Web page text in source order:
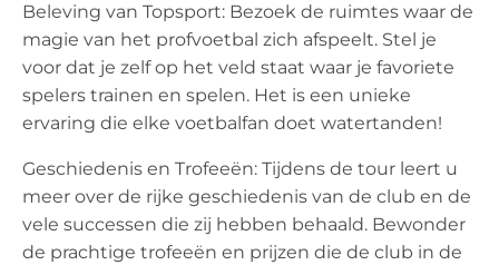
Beleving van Topsport: Bezoek de ruimtes waar de
magie van het profvoetbal zich afspeelt. Stel je
voor dat je zelf op het veld staat waar je favoriete
spelers trainen en spelen. Het is een unieke
ervaring die elke voetbalfan doet watertanden!
Geschiedenis en Trofeeën: Tijdens de tour leert u
meer over de rijke geschiedenis van de club en de
vele successen die zij hebben behaald. Bewonder
de prachtige trofeeën en prijzen die de club in de